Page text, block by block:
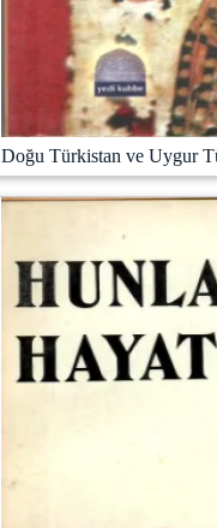
Doğu Türkistan ve Uygur